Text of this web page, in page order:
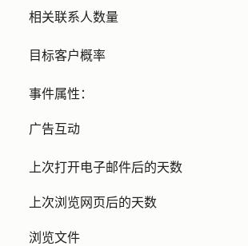
相关联系人数量
目标客户概率
事件属性 ：
广告互动
上次打开电子邮件后的天数
上次浏览网页后的天数
浏览文件